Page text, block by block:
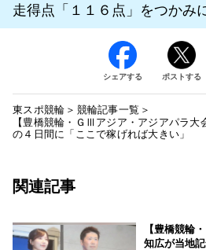
走得点「１１６点」をつかみ
シェアする ポストする
東スポ競輪
競輪記事一覧
【豊橋競輪・ＧⅢアジア・アジアパラ
の４日間に「ここで稼げれば大きい」
関連記事
【豊橋競輪
知広が当地